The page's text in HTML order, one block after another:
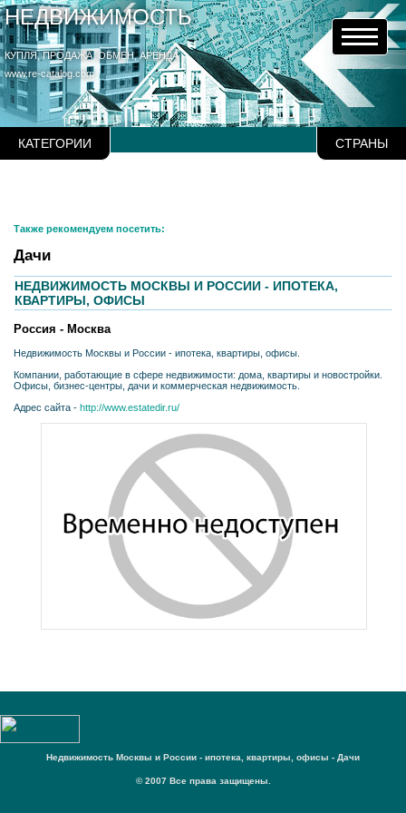
НЕДВИЖИМОСТЬ
КУПЛЯ, ПРОДАЖА, ОБМЕН, АРЕНДА
www.re-catalog.com
КАТЕГОРИИ СТРАНЫ
Также рекомендуем посетить:
Дачи
НЕДВИЖИМОСТЬ МОСКВЫ И РОССИИ - ИПОТЕКА,
КВАРТИРЫ, ОФИСЫ
Россия - Москва
Недвижимость Москвы и России - ипотека, квартиры, офисы.
Компании, работающие в сфере недвижимости: дома, квартиры и новостройки.
Офисы, бизнес-центры, дачи и коммерческая недвижимость.
Адрес сайта - http://www.estatedir.ru/
Недвижимость Москвы и России - ипотека, квартиры, офисы - Дачи
© 2007 Все права защищены.